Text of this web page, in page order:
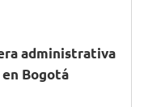
administrativa
en Bogotá